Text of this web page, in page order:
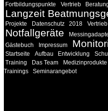
Fortbildungspunkte
Vertrieb
Langzeit
Projekte Datenschutz 2018 Vertrieb
Notfallgeräte
Gästebuch
Impressum
Startseite Aufbau Entwicklung
Training
Das Team Medizinprodukte
Trainings
Seminarangebot